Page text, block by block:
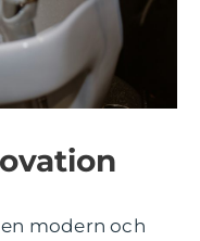
modern och